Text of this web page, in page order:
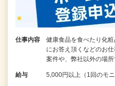
仕事内容
健康食品を食べたり化
にお答え頂くなどのお
案件や、弊社以外の場
給与 5,000円以上（1回のモ